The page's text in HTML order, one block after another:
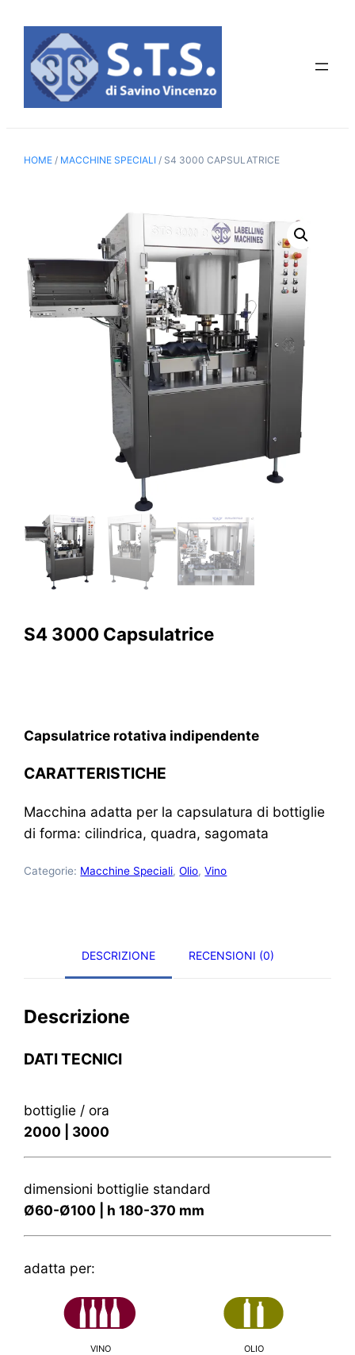
contenuto
HOME / MACCHINE SPECIALI / S4 3000 CAPSULATRICE
S4 3000 Capsulatrice
Capsulatrice rotativa indipendente
CARATTERISTICHE
Macchina adatta per la capsulatura di bottiglie
di forma: cilindrica, quadra, sagomata
Categorie: Macchine Speciali,Olio,Vino
DESCRIZIONE RECENSIONI (0)
Descrizione
DATI TECNICI
bottiglie / ora
2000 | 3000
dimensioni bottiglie standard
Ø60-Ø100 | h 180-370 mm
adatta per:
VINO OLIO